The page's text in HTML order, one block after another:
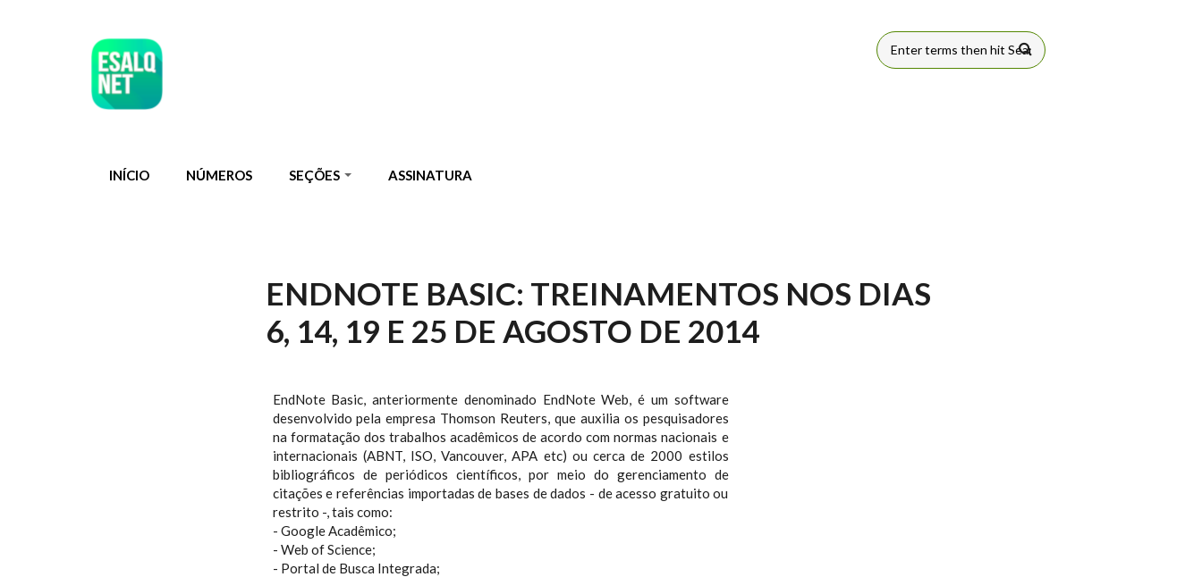
FORMULÁRIO
INÍCIO NÚMEROS SEÇÕES ASSINATURA
ENDNOTE BASIC: TREINAMENTOS NOS DIAS
6, 14, 19 E 25 DE AGOSTO DE 2014
EndNote Basic, anteriormente denominado EndNote Web, é um software
desenvolvido pela empresa Thomson Reuters, que auxilia os pesquisadores
na formatação dos trabalhos acadêmicos de acordo com normas nacionais e
internacionais (ABNT, ISO, Vancouver, APA etc) ou cerca de 2000 estilos
bibliográficos de periódicos científicos, por meio do gerenciamento de
citações e referências importadas de bases de dados - de acesso gratuito ou
restrito -, tais como:
- Google Acadêmico;
- Web of Science;
- Portal de Busca Integrada;